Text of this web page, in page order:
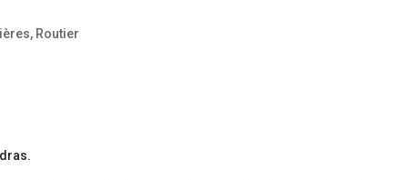
, Routier